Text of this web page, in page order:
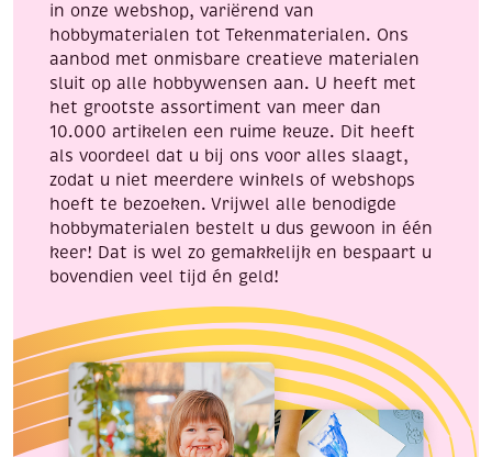
in onze webshop, variërend van
hobbymaterialen tot Tekenmaterialen. Ons
aanbod met onmisbare creatieve materialen
sluit op alle hobbywensen aan. U heeft met
het grootste assortiment van meer dan
10.000 artikelen een ruime keuze. Dit heeft
als voordeel dat u bij ons voor alles slaagt,
zodat u niet meerdere winkels of webshops
hoeft te bezoeken. Vrijwel alle benodigde
hobbymaterialen bestelt u dus gewoon in één
keer! Dat is wel zo gemakkelijk en bespaart u
bovendien veel tijd én geld!